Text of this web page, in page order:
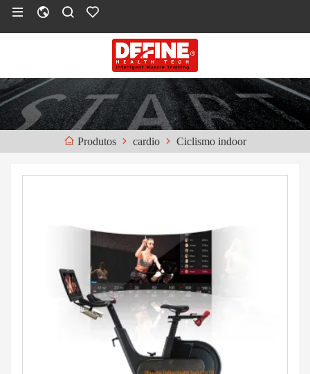
Produtos cardio Ciclismo indoor